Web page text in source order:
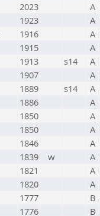
2023 A
1923 A
1916 A
1915 A
1913 s14 A
1907 A
1889 s14 A
1886 A
1850 A
1850 A
1846 A
1839 w A
1821 A
1820 A
1777 B
1776 B